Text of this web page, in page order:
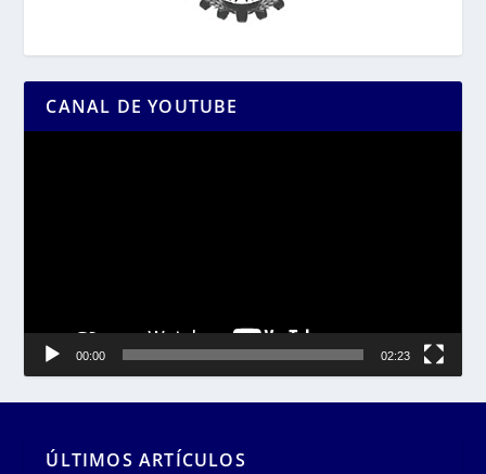
CANAL DE YOUTUBE
00:00 02:23
ÚLTIMOS ARTÍCULOS